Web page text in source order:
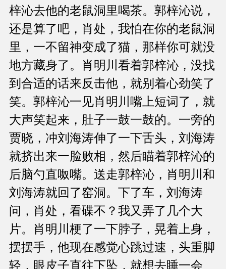
梓沁去他的老鼠洞里喝茶。郭梓沁说，
还是算了吧，肖处，我怕在你的老鼠洞
里，一不留神变成了猫，那样你可就没
地方藏身了。肖明川看着郭梓沁，没找
到合适的话来反击他，就别着心劲笑了
笑。郭梓沁一见肖明川嘴上短词了，就
大声笑起来，肚子一鼓一鼓的。一旁的
贾晓，冲刘海涛伸了一下舌头，刘海涛
就挤出来一脸败相，然后瞄着郭梓沁的
后脑勺直呶嘴。送走郭梓沁，肖明川和
刘海涛就回了窑洞。下了车，刘海涛
问，肖处，看碟不？我又弄了几个大
片。肖明川梗了一下脖子，晃着上身，
摆摆手，他现在感觉心跳过速，头重脚
轻，眼皮子直往下坠，就想去睡一会